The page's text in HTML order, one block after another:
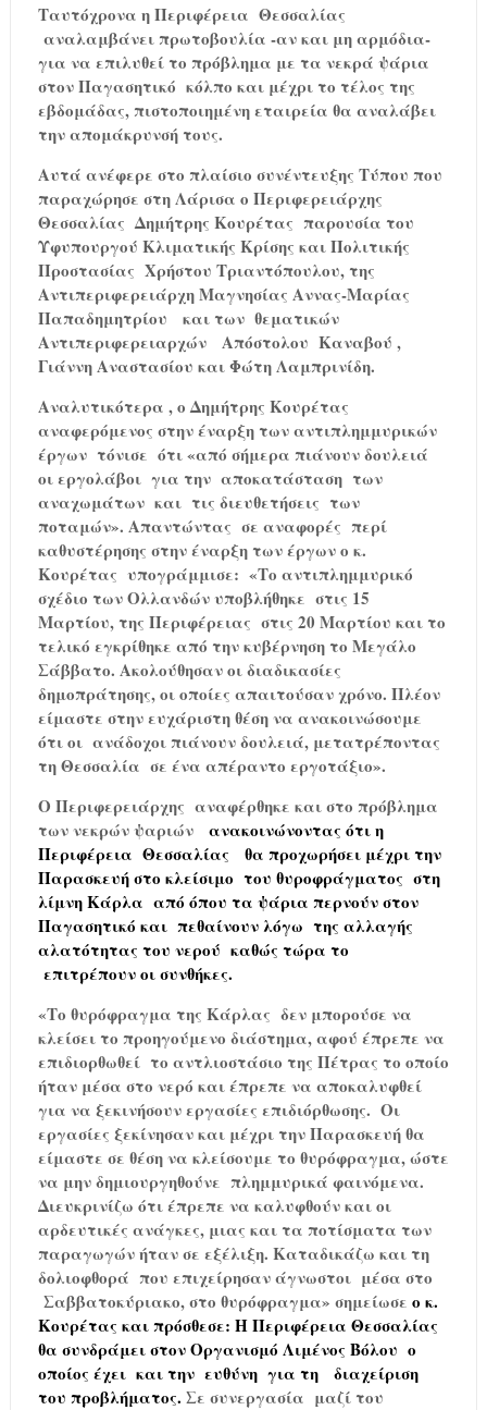
Ταυτόχρονα η Περιφέρεια Θεσσαλίας
αναλαμβάνει πρωτοβουλία -αν και μη αρμόδια-
για να επιλυθεί το πρόβλημα με τα νεκρά ψάρια
στον Παγασητικό κόλπο και μέχρι το τέλος της
εβδομάδας, πιστοποιημένη εταιρεία θα αναλάβει
την απομάκρυνσή τους.
Αυτά ανέφερε στο πλαίσιο συνέντευξης Tύπου που
παραχώρησε στη Λάρισα ο Περιφερειάρχης
Θεσσαλίας Δημήτρης Κουρέτας παρουσία του
Υφυπουργού Κλιματικής Κρίσης και Πολιτικής
Προστασίας Χρήστου Τριαντόπουλου, της
Αντιπεριφερειάρχη Μαγνησίας Αννας-Μαρίας
Παπαδημητρίου
και των θεματικών
Αντιπεριφερειαρχών
Απόστολου Καναβού ,
Γιάννη Αναστασίου και Φώτη Λαμπρινίδη.
Αναλυτικότερα , ο Δημήτρης Κουρέτας
αναφερόμενος στην έναρξη των αντιπλημμυρικών
έργων τόνισε ότι «από σήμερα πιάνουν δουλειά
οι εργολάβοι για την αποκατάσταση των
αναχωμάτων και τις διευθετήσεις των
ποταμών». Απαντώντας σε αναφορές περί
καθυστέρησης στην έναρξη των έργων ο κ.
Κουρέτας υπογράμμισε: «Το αντιπλημμυρικό
σχέδιο των Ολλανδών υποβλήθηκε στις 15
Μαρτίου, της Περιφέρειας στις 20 Μαρτίου και το
τελικό εγκρίθηκε από την κυβέρνηση το Μεγάλο
Σάββατο. Ακολούθησαν οι διαδικασίες
δημοπράτησης, οι οποίες απαιτούσαν χρόνο. Πλέον
είμαστε στην ευχάριστη θέση να ανακοινώσουμε
ότι οι ανάδοχοι πιάνουν δουλειά, μετατρέποντας
τη Θεσσαλία σε ένα απέραντο εργοτάξιο».
Ο Περιφερειάρχης αναφέρθηκε και στο πρόβλημα
των νεκρών ψαριών
ανακοινώνοντας ότι η
Περιφέρεια Θεσσαλίας
θα προχωρήσει μέχρι την
Παρασκευή στο κλείσιμο του θυροφράγματος στη
λίμνη Κάρλα από όπου τα ψάρια περνούν στον
Παγασητικό και πεθαίνουν λόγω της αλλαγής
αλατότητας του νερού καθώς τώρα το
επιτρέπουν οι συνθήκες.
«Το θυρόφραγμα της Κάρλας δεν μπορούσε να
κλείσει το προηγούμενο διάστημα, αφού έπρεπε να
επιδιορθωθεί το αντλιοστάσιο της Πέτρας το οποίο
ήταν μέσα στο νερό και έπρεπε να αποκαλυφθεί
για να ξεκινήσουν εργασίες επιδιόρθωσης. Οι
εργασίες ξεκίνησαν και μέχρι την Παρασκευή θα
είμαστε σε θέση να κλείσουμε το θυρόφραγμα, ώστε
να μην δημιουργηθούνε πλημμυρικά φαινόμενα.
Διευκρινίζω ότι έπρεπε να καλυφθούν και οι
αρδευτικές ανάγκες, μιας και τα ποτίσματα των
παραγωγών ήταν σε εξέλιξη. Καταδικάζω και τη
δολιοφθορά που επιχείρησαν άγνωστοι μέσα στο
Σαββατοκύριακο, στο θυρόφραγμα» σημείωσε ο κ.
Κουρέτας και πρόσθεσε: Η Περιφέρεια Θεσσαλίας
θα συνδράμει στον Οργανισμό Λιμένος Βόλου ο
οποίος έχει και την ευθύνη για τη
διαχείριση
του προβλήματος. Σε συνεργασία μαζί του